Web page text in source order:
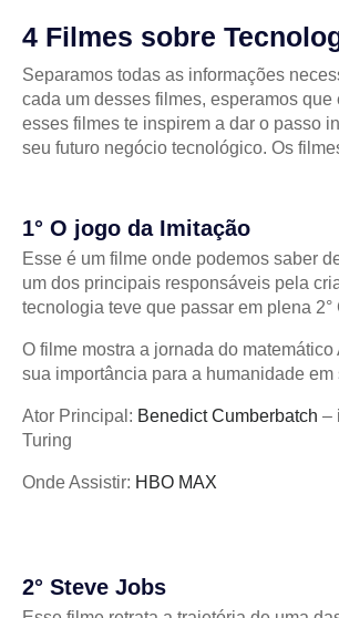
4 Filmes sobre
Separamos todas as informações
cada um desses filmes, esperamos que
esses filmes te inspirem a dar o passo
seu futuro negócio tecnológico. Os
1° O jogo da Imitação
Esse é um filme onde podemos saber
um dos principais responsáveis pela
tecnologia teve que passar em plena 2°
O filme mostra a jornada do matemático
sua importância para a humanidade em
Ator Principal: Benedict Cumberbatch –
Turing
Onde Assistir: HBO MAX
2° Steve Jobs